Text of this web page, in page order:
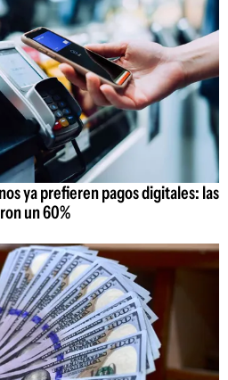
ya prefieren pagos digitales: las
un 60%